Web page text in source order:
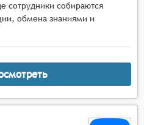
сотрудники собираются
обмена знаниями и